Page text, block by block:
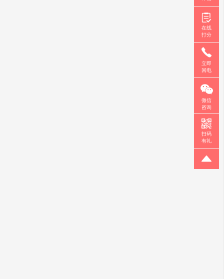
在线
打分
立即
回电
微信
咨询
扫码
有礼